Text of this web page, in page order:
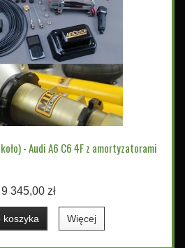
- Audi A6 C6 4F z amortyzatorami
9 345,00 zł
koszyka Więcej